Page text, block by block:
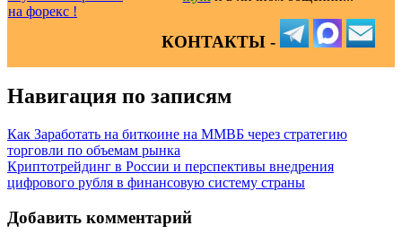
КОНТАКТЫ -
Навигация по записям
Как Заработать на биткоине на ММВБ через стратегию
торговли по объемам рынка
Криптотрейдинг в России и перспективы внедрения
цифрового рубля в финансовую систему страны
Добавить комментарий